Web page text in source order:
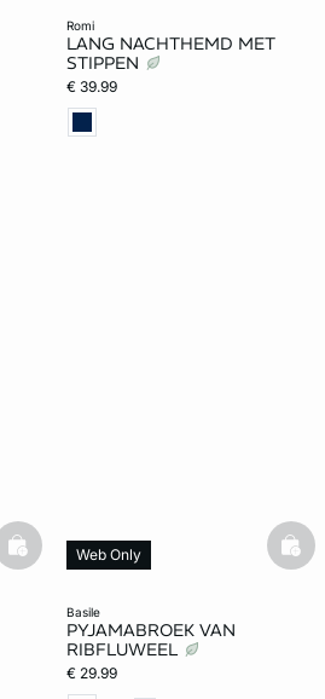
romi
LANG NACHTHEMD MET
STIPPEN
€ 39.99
basketfull
basile
PYJAMABROEK VAN
RIBFLUWEEL
€ 29.99
Web Only